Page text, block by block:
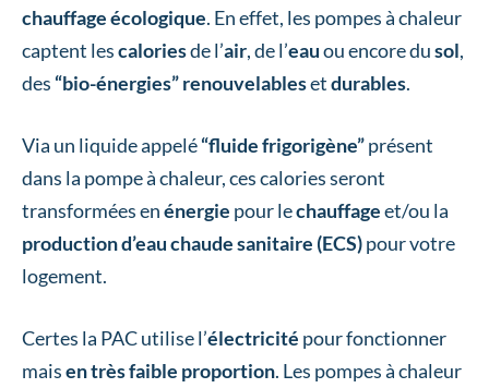
chauffage écologique. En effet, les pompes à chaleur
captent lescaloriesde l’air, de l’eauou encore dusol,
des “bio-énergies” renouvelablesetdurables.
Via un liquide appelé“fluide frigorigène”présent
dans la pompe à chaleur, ces calories seront
transformées enénergie pour lechauffageet/ou la
production d’eau chaude sanitaire (ECS)pour votre
logement.
Certes la PAC utilise l’électricité pour fonctionner
maisen très faible proportion. Les pompes à chaleur